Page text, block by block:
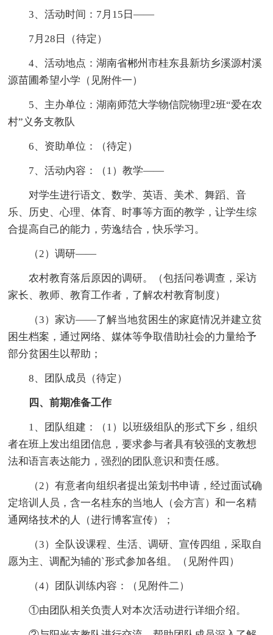
3、活动时间：7月15日——
7月28日（待定）
4、活动地点：湖南省郴州市桂东县新坊乡溪源村溪
源苗圃希望小学（见附件一）
5、主办单位：湖南师范大学物信院物理2班“爱在农
村”义务支教队
6、资助单位：（待定）
7、活动内容：（1）教学——
对学生进行语文、数学、英语、美术、舞蹈、音
乐、历史、心理、体育、时事等方面的教学，让学生综
合提高自己的能力，劳逸结合，快乐学习。
（2）调研——
农村教育落后原因的调研。（包括问卷调查，采访
家长、教师、教育工作者，了解农村教育制度）
（3）家访——了解当地贫困生的家庭情况并建立贫
困生档案，通过网络、媒体等争取借助社会的力量给予
部分贫困生以帮助；
8、团队成员（待定）
四、前期准备工作
1、团队组建：（1）以班级组队的形式下乡，组织
者在班上发出组团信息，要求参与者具有较强的支教想
法和语言表达能力，强烈的团队意识和责任感。
（2）有意者向组织者提出策划书申请，经过面试确
定培训人员，含一名桂东的当地人（会方言）和一名精
通网络技术的人（进行博客宣传）；
（3）全队设课程、生活、调研、宣传四组，采取自
愿为主、调配为辅的`形式参加各组。（见附件四）
（4）团队训练内容：（见附件二）
①由团队相关负责人对本次活动进行详细介绍。